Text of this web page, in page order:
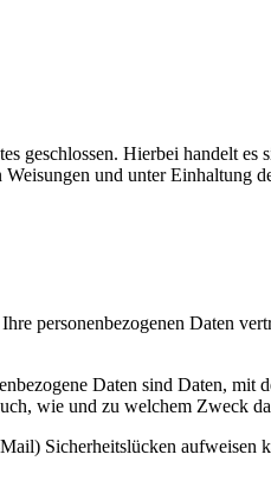
Hierbei handelt es
Weisungen und unter Einhaltung
personenbezogenen Daten
Daten sind Daten,
wie und zu welchem Zweck
Sicherheitslücken